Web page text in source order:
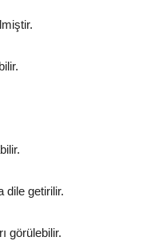
dile getirilir.
görülebilir.